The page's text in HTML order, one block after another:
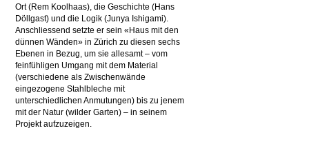
Ort (Rem Koolhaas), die Geschichte (Hans
Döllgast) und die Logik (Junya Ishigami).
Anschliessend setzte er sein «Haus mit den
dünnen Wänden» in Zürich zu diesen sechs
Ebenen in Bezug, um sie allesamt – vom
feinfühligen Umgang mit dem Material
(verschiedene als Zwischenwände
eingezogene Stahlbleche mit
unterschiedlichen Anmutungen) bis zu jenem
mit der Natur (wilder Garten) – in seinem
Projekt aufzuzeigen.